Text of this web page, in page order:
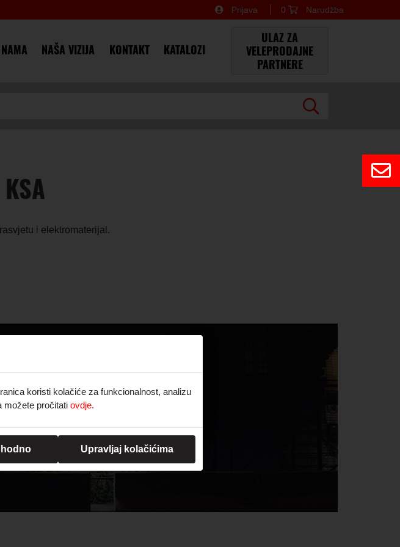
×
Prijava 0 Narudžba
NAŠA VIZIJA KONTAKT KATALOZI
ULAZ ZA
VELEPRODAJNE
PARTNERE
i elektromaterijal.
koristi kolačiće za funkcionalnost, analizu
možete pročitati ovdje.
Upravljaj kolačićima